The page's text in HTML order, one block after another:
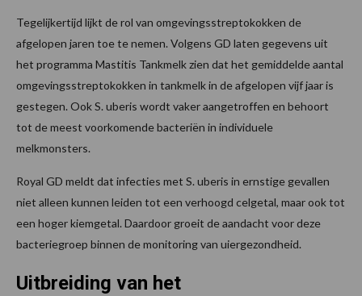
Tegelijkertijd lijkt de rol van omgevingsstreptokokken de
afgelopen jaren toe te nemen. Volgens GD laten gegevens uit
het programma Mastitis Tankmelk zien dat het gemiddelde aantal
omgevingsstreptokokken in tankmelk in de afgelopen vijf jaar is
gestegen. Ook S. uberis wordt vaker aangetroffen en behoort
tot de meest voorkomende bacteriën in individuele
melkmonsters.
Royal GD meldt dat infecties met S. uberis in ernstige gevallen
niet alleen kunnen leiden tot een verhoogd celgetal, maar ook tot
een hoger kiemgetal. Daardoor groeit de aandacht voor deze
bacteriegroep binnen de monitoring van uiergezondheid.
Uitbreiding van het